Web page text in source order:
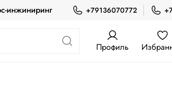
инжиниринг +79136070772
Профиль